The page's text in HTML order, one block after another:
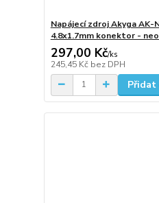
Napájecí zdroj Akyga AK-
4.8x1.7mm konektor -
297,00 Kč/ks
245,45 Kč bez DPH
Přidat